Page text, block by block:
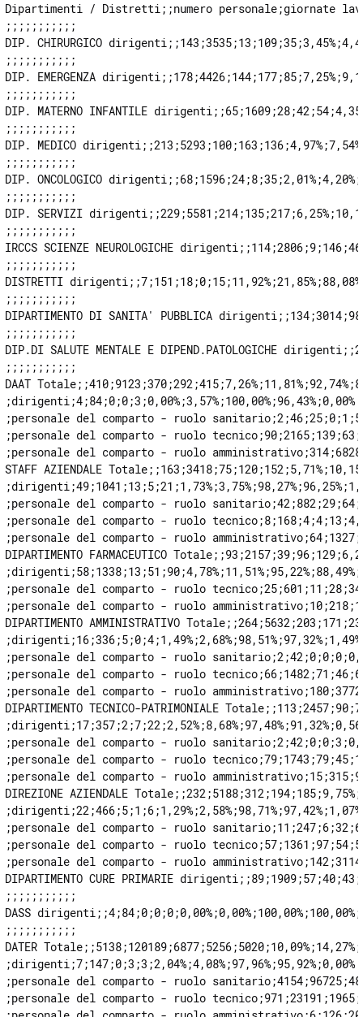
Dipartimenti / Distretti;;numero personale;giornate
;;;;;;;;;;;
DIP. CHIRURGICO
;;;;;;;;;;;
DIP. EMERGENZA
;;;;;;;;;;;
DIP. MATERNO INFANTILE
;;;;;;;;;;;
DIP. MEDICO
;;;;;;;;;;;
DIP. ONCOLOGICO
;;;;;;;;;;;
DIP. SERVIZI
;;;;;;;;;;;
IRCCS SCIENZE NEUROLOGICHE
;;;;;;;;;;;
DISTRETTI
;;;;;;;;;;;
DIPARTIMENTO DI SANITA' PUBBLICA
;;;;;;;;;;;
DIP.DI SALUTE MENTALE E DIPEND.PATOLOGICHE
;;;;;;;;;;;
DAAT
;dirigenti;4;84;0;0;3;0,00%;3,57%;100,00%;96,43%;0,00%
;personale del comparto - ruolo
;personale del comparto - ruolo
;personale del comparto - ruolo
STAFF AZIENDALE
;personale del comparto - ruolo
;personale del comparto - ruolo
;personale del comparto - ruolo
DIPARTIMENTO FARMACEUTICO
;personale del comparto - ruolo
;personale del comparto - ruolo
DIPARTIMENTO AMMINISTRATIVO
;dirigenti;16;336;5;0;4;1,49%;2,68%;98,51%;97,32%;1,49%
;personale del comparto - ruolo
;personale del comparto - ruolo
;personale del comparto - ruolo
DIPARTIMENTO TECNICO-PATRIMONIALE
;personale del comparto - ruolo
;personale del comparto - ruolo
;personale del comparto - ruolo
DIREZIONE AZIENDALE
;dirigenti;22;466;5;1;6;1,29%;2,58%;98,71%;97,42%;1,07%
;personale del comparto - ruolo
;personale del comparto - ruolo
;personale del comparto - ruolo
DIPARTIMENTO CURE PRIMARIE
;;;;;;;;;;;
DASS
;;;;;;;;;;;
DATER
;dirigenti;7;147;0;3;3;2,04%;4,08%;97,96%;95,92%;0,00%
;personale del comparto - ruolo
;personale del comparto - ruolo